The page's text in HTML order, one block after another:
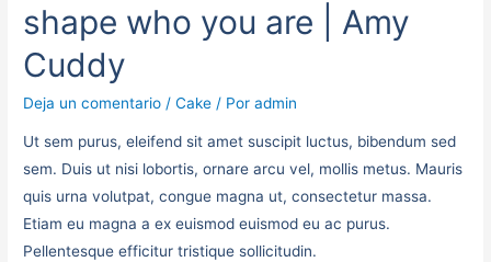
shape who you are | Amy
Cuddy
Deja un comentario /Cake / Poradmin
Ut sem purus, eleifend sit amet suscipit luctus, bibendum sed
sem. Duis ut nisi lobortis, ornare arcu vel, mollis metus. Mauris
quis urna volutpat, congue magna ut, consectetur massa.
Etiam eu magna a ex euismod euismod eu ac purus.
Pellentesque efficitur tristique sollicitudin.